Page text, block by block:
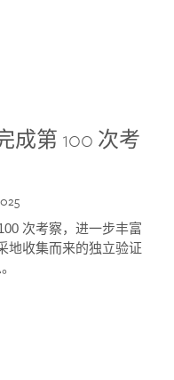
成第 100 次考
次考察，进一步丰富
地收集而来的独立验证